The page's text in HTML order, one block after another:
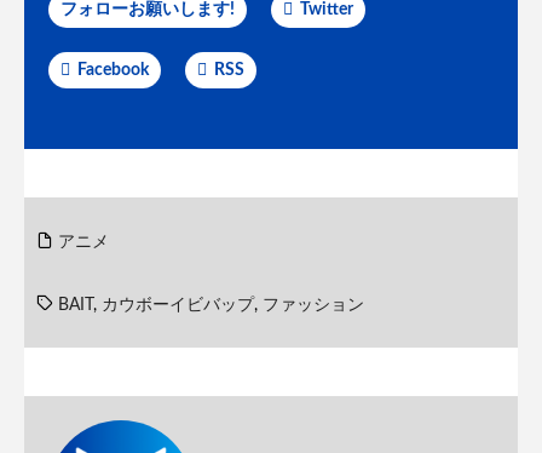
フォローお願いします! Twitter
Facebook RSS
アニメ
BAIT , カウボーイビバップ, ファッション